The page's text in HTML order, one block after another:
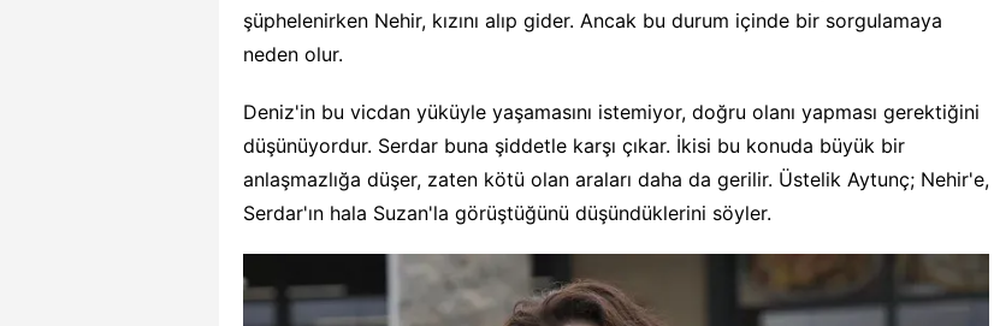
şüphelenirken Nehir, kızını alıp gider. Ancak bu durum içinde bir sorgulamaya
neden olur.
Deniz'in bu vicdan yüküyle yaşamasını istemiyor, doğru olanı yapması gerektiğini
düşünüyordur. Serdar buna şiddetle karşı çıkar. İkisi bu konuda büyük bir
anlaşmazlığa düşer, zaten kötü olan araları daha da gerilir. Üstelik Aytunç; Nehir'e,
Serdar'ın hala Suzan'la görüştüğünü düşündüklerini söyler.